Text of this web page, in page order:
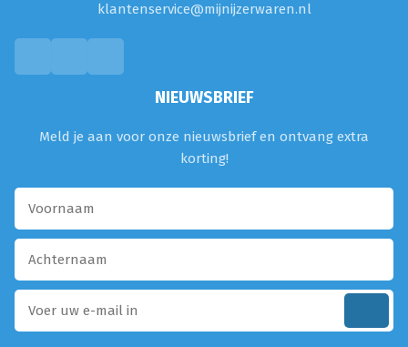
klantenservice@mijnijzerwaren.nl
NIEUWSBRIEF
Meld je aan voor onze nieuwsbrief en ontvang extra
korting!